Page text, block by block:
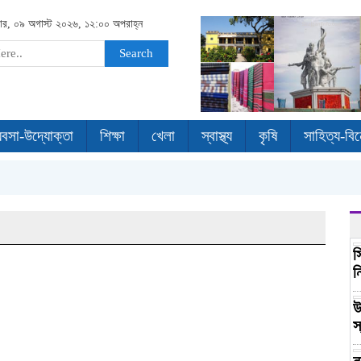
০৯ অগাস্ট ২০২৬, ১২:০০ অপরাহ্ন
Search
উদ্যোক্তা শিক্ষা খেলা স্বাস্থ্য কৃষি সাহিত্য-